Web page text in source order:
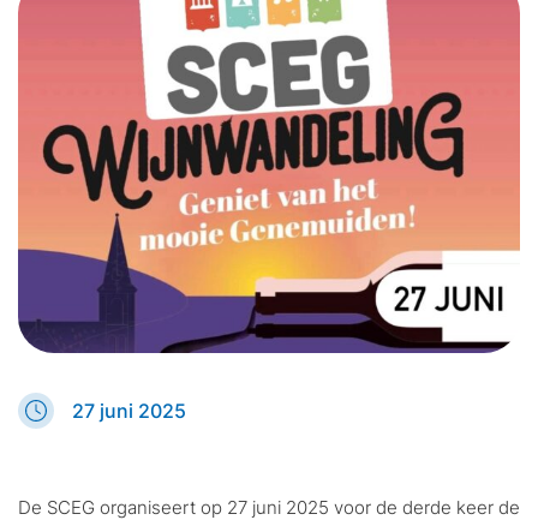
27 juni 2025
De SCEG organiseert op 27 juni 2025 voor de derde keer de